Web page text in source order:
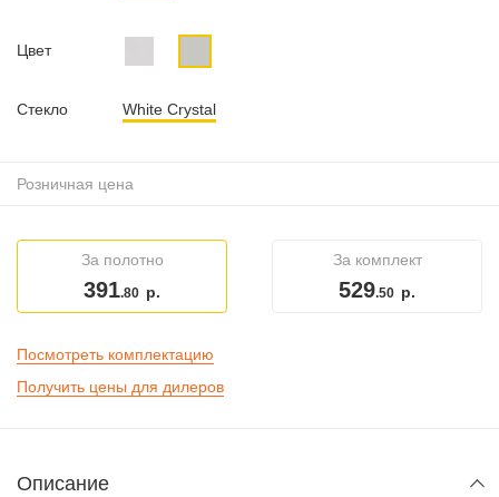
Цвет
Стекло White Crystal
Розничная цена
За полотно
391.80 р.
За комплект
529.50 р.
Посмотреть комплектацию
Получить цены для дилеров
Описание